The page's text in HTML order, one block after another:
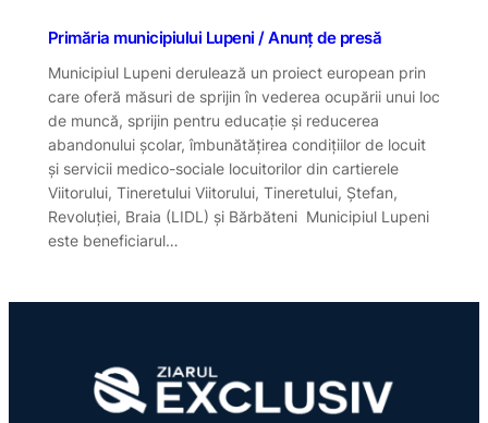
Primăria municipiului Lupeni / Anunț de presă
Municipiul Lupeni derulează un proiect european prin
care oferă măsuri de sprijin în vederea ocupării unui loc
de muncă, sprijin pentru educație și reducerea
abandonului școlar, îmbunătățirea condițiilor de locuit
și servicii medico-sociale locuitorilor din cartierele
Viitorului, Tineretului Viitorului, Tineretului, Ștefan,
Revoluției, Braia (LIDL) și Bărbăteni Municipiul Lupeni
este beneficiarul…